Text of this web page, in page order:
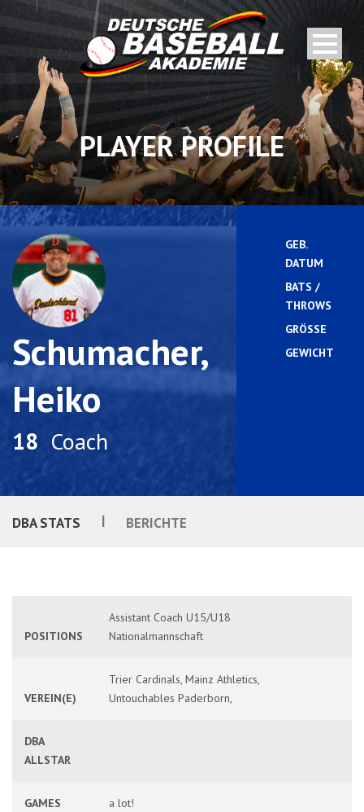
PLAYER PROFILE
Schumacher,
Heiko
18 Coach
GEB.
DATUM
BATS /
THROWS
GRÖSSE
GEWICHT
DBA STATS | BERICHTE
POSITIONS
Assistant Coach U15/U18
Nationalmannschaft
VEREIN(E)
Trier Cardinals, Mainz Athletics,
Untouchables Paderborn,
DBA
ALLSTAR
GAMES
a lot!